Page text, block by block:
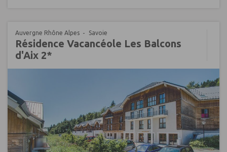
Auvergne Rhône Alpes Savoie
Résidence Vacancéole Les Balcons
d'Aix 2*